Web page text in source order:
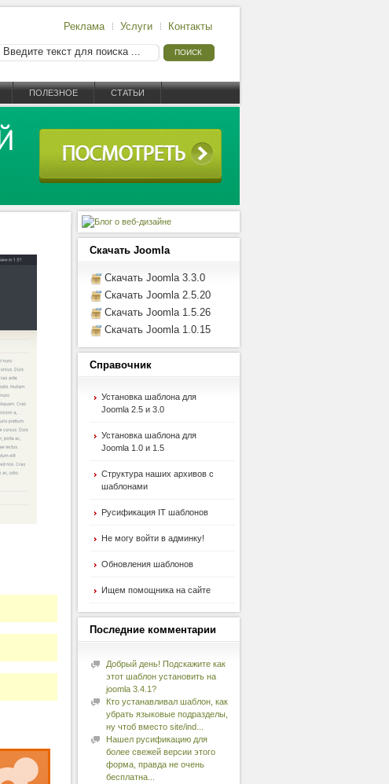
Реклама Услуги Контакты
ПОЛЕЗНОЕ СТАТЬИ
Скачать Joomla
Скачать Joomla 3.3.0
Скачать Joomla 2.5.20
Скачать Joomla 1.5.26
Скачать Joomla 1.0.15
Справочник
Установка шаблона для
Joomla 2.5 и 3.0
Установка шаблона для
Joomla 1.0 и 1.5
Структура наших архивов с
шаблонами
Русификация IT шаблонов
Не могу войти в админку!
Обновления шаблонов
Ищем помощника на сайте
Последниекомментарии
Добрый день! Подскажите как
этот шаблон установить на
joomla 3.4.1?
Кто устанавливал шаблон, как
убрать языковые подразделы,
ну чтоб вместо site/ind...
Нашел русификацию для
более свежей версии этого
форма, правда не очень
бесплатна...